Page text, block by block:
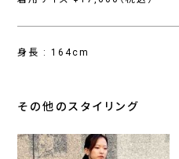
身長 : 164cm
その他のスタイリング